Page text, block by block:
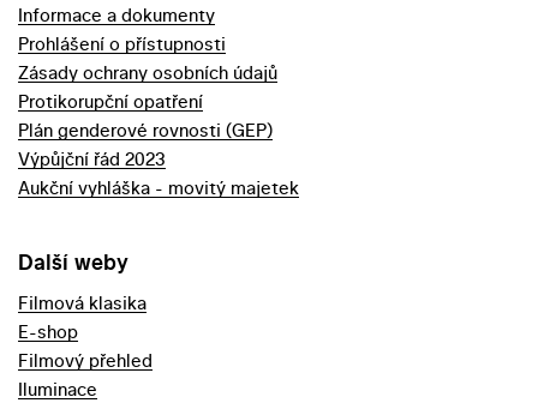
Informace a dokumenty
Prohlášení o přístupnosti
Zásady ochrany osobních údajů
Protikorupční opatření
Plán genderové rovnosti (GEP)
Výpůjční řád 2023
Aukční vyhláška - movitý majetek
Další weby
Filmová klasika
E-shop
Filmový přehled
Iluminace